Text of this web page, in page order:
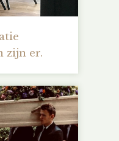
zijn er.